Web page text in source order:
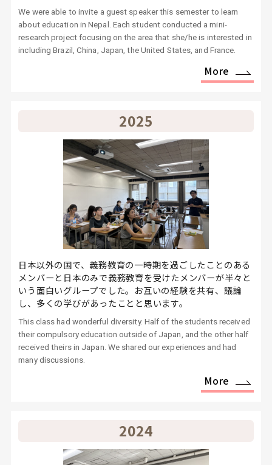
We were able to invite a guest speaker this semester to learn
about education in Nepal. Each student conducted a mini-
research project focusing on the area that she/he is interested in
including Brazil, China, Japan, the United States, and France.
More
2025
日本以外の国で、義務教育の一時期を過ごしたことのある
メンバーと日本のみで義務教育を受けたメンバーが半々と
いう面白いグループでした。お互いの経験を共有、議論
し、多くの学びがあったことと思います。
This class had wonderful diversity. Half of the students received
their compulsory education outside of Japan, and the other half
received theirs in Japan. We shared our experiences and had
many discussions.
More
2024